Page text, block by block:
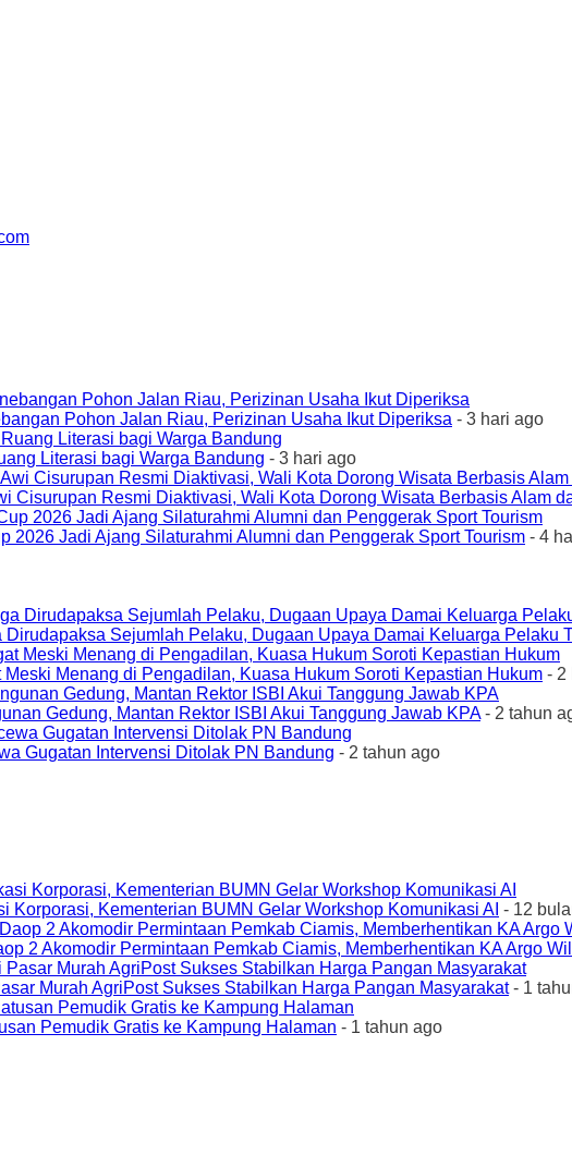
Pohon Jalan Riau, Perizinan Usaha Ikut Diperiksa - 3 hari ago
Literasi bagi Warga Bandung - 3 hari ago
Cisurupan Resmi Diaktivasi, Wali Kota Dorong Wisata Berbasis Alam
2026 Jadi Ajang Silaturahmi Alumni dan Penggerak Sport Tourism - 4
Sejumlah Pelaku, Dugaan Upaya Damai Keluarga Pelaku
Menang di Pengadilan, Kuasa Hukum Soroti Kepastian Hukum - 2
Gedung, Mantan Rektor ISBI Akui Tanggung Jawab KPA- 2 tahun
Gugatan Intervensi Ditolak PN Bandung - 2 tahun ago
Korporasi, Kementerian BUMN Gelar Workshop Komunikasi AI - 12
2 Akomodir Permintaan Pemkab Ciamis, Memberhentikan KA Argo
Murah AgriPost Sukses Stabilkan Harga Pangan Masyarakat- 1
Pemudik Gratis ke Kampung Halaman - 1 tahun ago